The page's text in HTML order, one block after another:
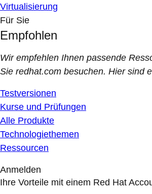
Virtualisierung
Für Sie
Empfohlen
Wir empfehlen Ihnen passende
Sie redhat.com besuchen. Hier sind
Testversionen
Kurse und Prüfungen
Alle Produkte
Technologiethemen
Ressourcen
Anmelden
Ihre Vorteile mit einem Red Hat